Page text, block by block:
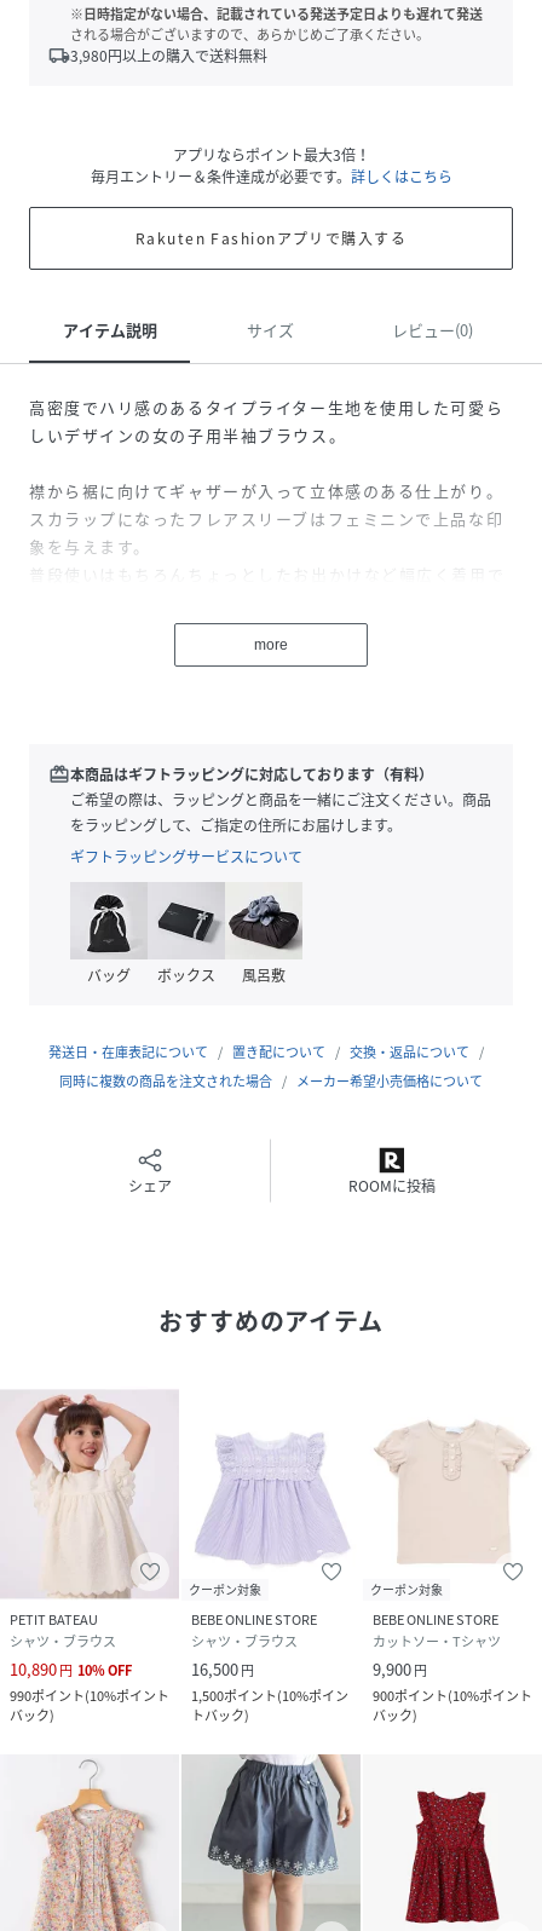
※日時指定がない場合、記載されている発送予定日よりも遅れて発送
される場合がございますので、あらかじめご了承ください。
local_shipping3,980円以上の購入で送料無料
アプリならポイント最大3倍！
毎月エントリー＆条件達成が必要です。 詳しくはこちら
Rakuten Fashionアプリで購入する
アイテム説明 サイズ レビュー(0)
高密度でハリ感のあるタイプライター生地を使用した可愛ら
しいデザインの女の子用半袖ブラウス。
襟から裾に向けてギャザーが入って立体感のある仕上がり。
スカラップになったフレアスリーブはフェミニンで上品な印
象を与えます。
普段使いはもちろんちょっとしたお出かけなど幅広く着用で
左襟ぐりにロゴ入りチャームがついてアクセントに。
す。あらかじめご了承下さい。
【TartineetChocolat (タルティーヌエショコラ）】
1977年に設立された、歴史あるフランスの子供服ブランドで
フランスの伝統的な上質さを失わず、毎シーズン新しいイメ
ージを提案するタルティーヌエショコラは、
設立時からの想いを受け継ぎ進化しています。
れ、展開されています。
洗濯機
more
redeem本商品はギフトラッピングに対応しております（有料）
ご希望の際は、ラッピングと商品を一緒にご注文ください。商品
をラッピングして、ご指定の住所にお届けします。
ギフトラッピングサービスについて
バッグ ボックス 風呂敷
発送日・在庫表記について 置き配について
交換・返品について
同時に複数の商品を注文された場合
メーカー希望小売価格について
シェア ROOMに投稿
おすすめのアイテム
PETIT BATEAU
シャツ・ブラウス
10,890円 10%OFF
990ポイント(10%ポイント
バック)
クーポン対象
BEBE ONLINE STORE
シャツ・ブラウス
16,500円
1,500ポイント(10%ポイン
トバック)
クーポン対象
BEBE ONLINE STORE
カットソー・Tシャツ
9,900円
900ポイント(10%ポイント
バック)